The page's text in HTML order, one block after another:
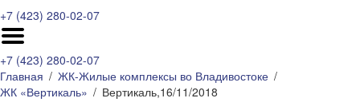
+7 (423) 280-02-07
+7 (423) 280-02-07
Главная
ЖК-Жилые комплексы во Владивостоке
ЖК «Вертикаль»
Вертикаль,16/11/2018